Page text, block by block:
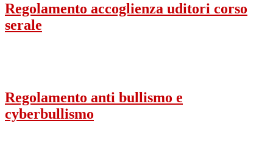
Regolamento accoglienza uditori corso
serale
Regolamento anti bullismo e
cyberbullismo